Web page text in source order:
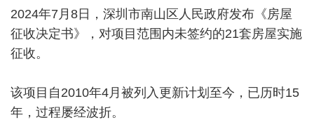
2024年7月8日，深圳市南山区人民政府发布《房屋
征收决定书》，对项目范围内未签约的21套房屋实施
征收。
该项目自2010年4月被列入更新计划至今，已历时15
年，过程屡经波折。